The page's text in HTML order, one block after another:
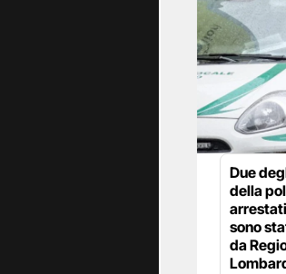
Due
della
sono
da